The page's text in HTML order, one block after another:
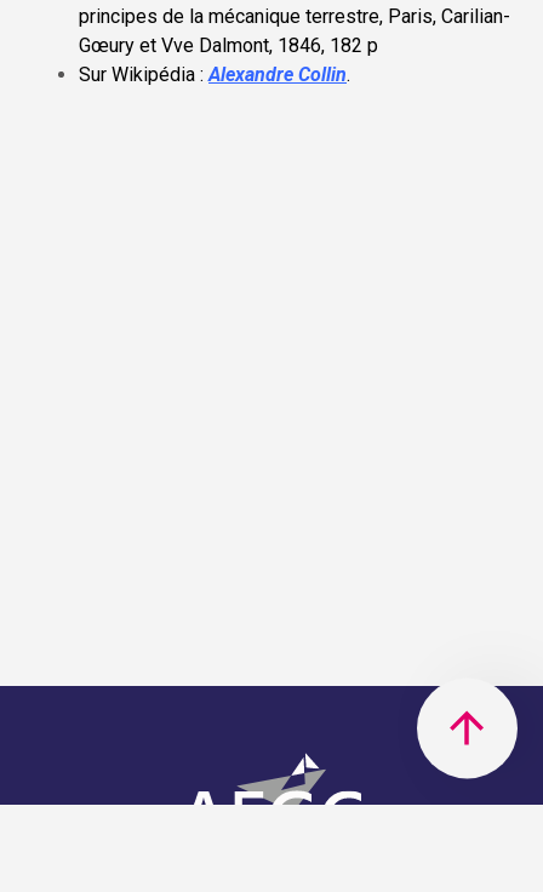
principes de la mécanique terrestre, Paris, Carilian-
Gœury et Vve Dalmont, 1846, 182 p
Sur Wikipédia : Alexandre Collin.